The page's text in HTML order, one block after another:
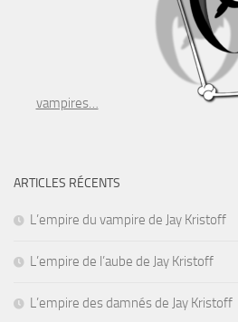
vampires…
ARTICLES RÉCENTS
L’empire du vampire de Jay Kristoff
L’empire de l’aube de Jay Kristoff
L’empire des damnés de Jay Kristoff